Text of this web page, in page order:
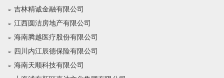
吉林精诚金融有限公司
江西圆洁房地产有限公司
海南腾越医疗股份有限公司
四川内江辰德保险有限公司
海南天顺科技有限公司